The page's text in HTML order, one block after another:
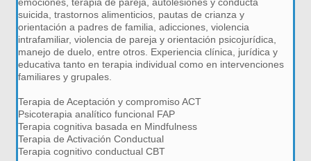
suicida, trastornos alimenticios, pautas de crianza y
orientación a padres de familia, adicciones, violencia
intrafamiliar, violencia de pareja y orientación psicojurídica,
manejo de duelo, entre otros. Experiencia clínica, jurídica y
educativa tanto en terapia individual como en intervenciones
familiares y grupales.
Terapia de Aceptación y compromiso ACT
Psicoterapia analítico funcional FAP
Terapia cognitiva basada en Mindfulness
Terapia de Activación Conductual
Terapia cognitivo conductual CBT